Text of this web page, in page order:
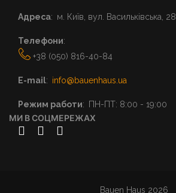
Адреса м. Київ, вул. Васильківська, 28
Телефони
+38 (050) 816-40-84
E-mail info@bauenhaus.ua
Режим работи ПН-ПТ: 8:00 - 19:00
МИ В СОЦМЕРЕЖАХ
Bauen Haus 2026